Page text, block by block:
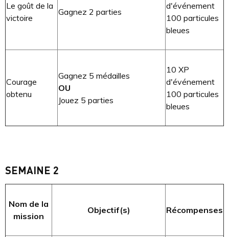
Le goût de la
victoire
Gagnez 2 parties
d'événement
100 particules
bleues
Courage
obtenu
Gagnez 5 médailles
OU
Jouez 5 parties
10 XP
d'événement
100 particules
bleues
SEMAINE 2
Nom de la
mission
Objectif(s) Récompenses